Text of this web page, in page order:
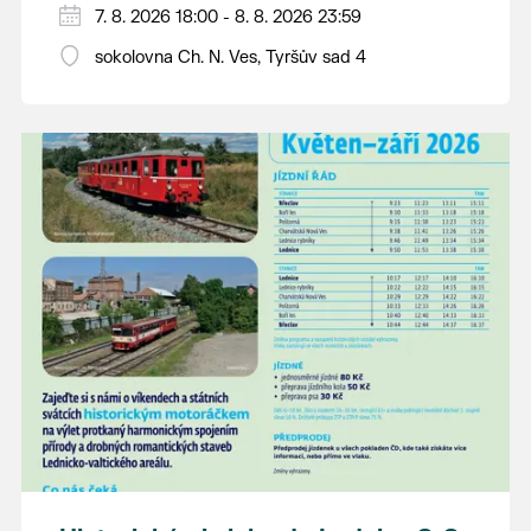
PÁTEK 7. srpna
18:00 - ruční stavění máje
14:00 - krojový průvod pro stárky od
hostince “U Buvola”
16:00 - odpolední zábava na sokolovně
21:00 - večerní zábava
K tanci a poslechu bude hrát DH
Lanžhotčané.
Těšíme se na Vás!
7. 8. 2026 18:00 - 8. 8. 2026 23:59
sokolovna Ch. N. Ves, Tyršův sad 4